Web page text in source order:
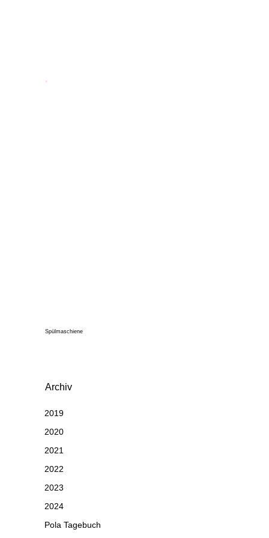
Spülmaschiene
Archiv
2019
2020
2021
2022
2023
2024
Pola Tagebuch